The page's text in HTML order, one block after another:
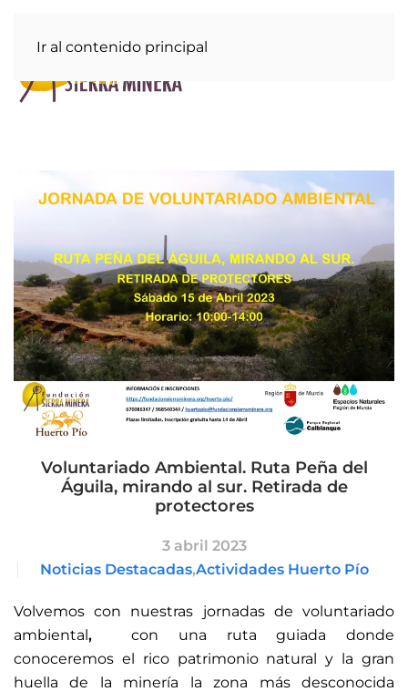
Ir al contenido principal
Voluntariado Ambiental. Ruta Peña del
Águila, mirando al sur. Retirada de
protectores
3 abril 2023
Noticias Destacadas,Actividades Huerto Pío
Volvemos con nuestras jornadas de voluntariado
ambiental,con una ruta guiada donde
conoceremos el rico patrimonio natural y la gran
huella de la minería la zona más desconocida